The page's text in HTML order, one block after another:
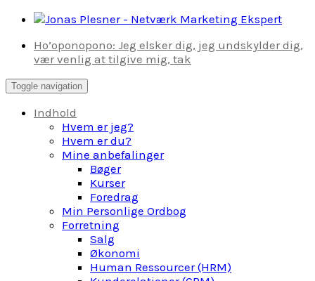
Skip
contentHo’oponopono: Jeg elsker dig, jeg undskylder dig,
vær venlig at tilgive mig, tak
Toggle navigation
Indhold
Hvem er jeg?
Hvem er du?
Mine anbefalinger
Bøger
Kurser
Foredrag
Min Personlige Ordbog
Forretning
Salg
Økonomi
Human Ressourcer (HRM)